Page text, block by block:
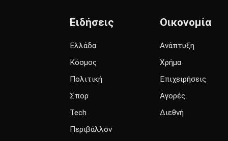
Ειδήσεις
Ελλάδα
Κόσμος
Πολιτική
Σπορ
Tech
Περιβάλλον
Οικονομία
Ανάπτυξη
Χρήμα
Επιχειρήσεις
Αγορές
Διεθνή